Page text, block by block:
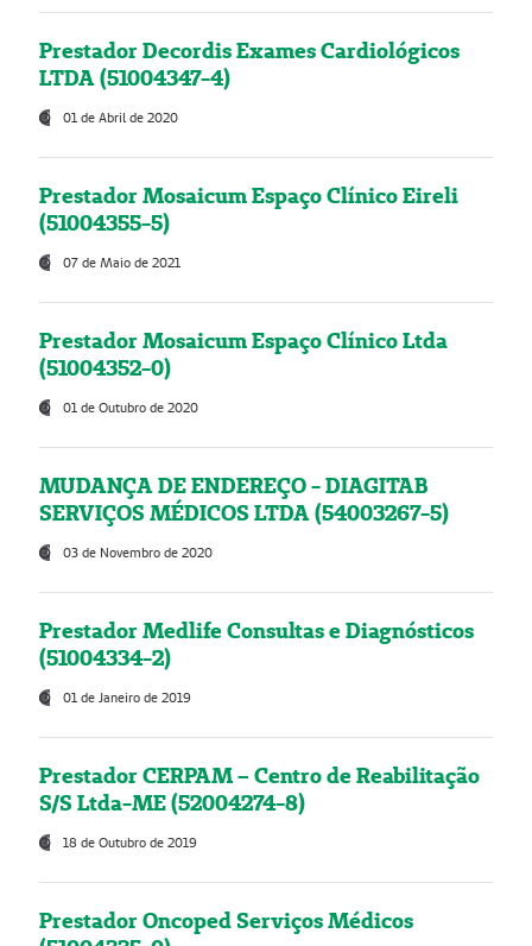
Prestador Decordis Exames Cardiológicos
LTDA (51004347-4)
01 de Abril de 2020
Prestador Mosaicum Espaço Clínico Eireli
(51004355-5)
07 de Maio de 2021
Prestador Mosaicum Espaço Clínico Ltda
(51004352-0)
01 de Outubro de 2020
MUDANÇA DE ENDEREÇO - DIAGITAB
SERVIÇOS MÉDICOS LTDA (54003267-5)
03 de Novembro de 2020
Prestador Medlife Consultas e Diagnósticos
(51004334-2)
01 de Janeiro de 2019
Prestador CERPAM – Centro de Reabilitação
S/S Ltda-ME (52004274-8)
18 de Outubro de 2019
Prestador Oncoped Serviços Médicos